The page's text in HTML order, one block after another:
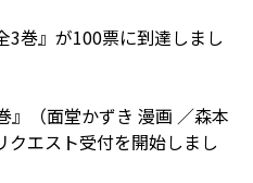
巻』が100票に到達しまし
』（面堂かずき 漫画 ／森本
クエスト受付を開始しまし